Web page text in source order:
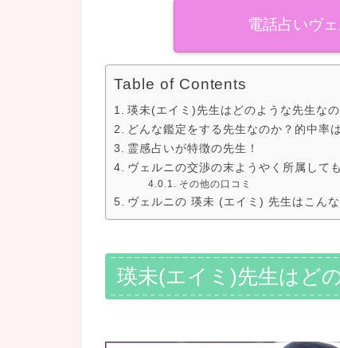
電話占いヴ
Table of Contents
瑛未(エイミ)先生はどのような先生なの
どんな鑑定をする先生なのか？的中率
霊感占いが特徴の先生！
ヴェルニの交渉の末ようやく所属して
その他の口コミ
ヴェルニの 瑛未 (エイミ) 先生はこん
瑛未(エイミ)先生はど